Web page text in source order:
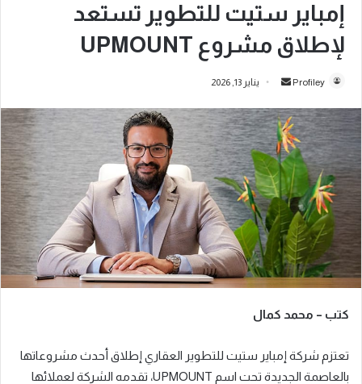
إمباير ستيت للتطوير تستعد
لإطلاق مشروع UPMOUNT
Profiley
س
ل
ب
ر
ي
د
ا
إ
ل
ت
و
ن
يناير 13, 2026
كتب – محمد كمال
تعتزم شركة إمباير ستيت للتطوير العقاري إطلاق أحدث مشروعاتها
بالعاصمة الجديدة تحت اسم UPMOUNT، تقدمه الشركة لعملائها